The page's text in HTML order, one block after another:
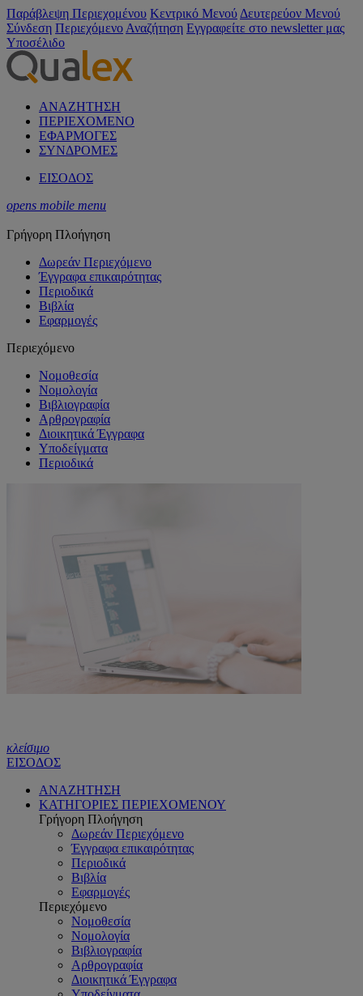
Παράβλεψη Περιεχομένου Κεντρικό Μενού Δευτερεύον Μενού
Σύνδεση Περιεχόμενο Αναζήτηση Εγγραφείτε στο newsletter μας
Υποσέλιδο
ΑΝΑΖΗΤΗΣΗ
ΠΕΡΙΕΧΟΜΕΝΟ
ΕΦΑΡΜΟΓΕΣ
ΣΥΝΔΡΟΜΕΣ
ΕΙΣΟΔΟΣ
opens mobile menu
Γρήγορη Πλοήγηση
Δωρεάν Περιεχόμενο
Έγγραφα επικαιρότητας
Περιοδικά
Βιβλία
Εφαρμογές
Περιεχόμενο
Νομοθεσία
Νομολογία
Βιβλιογραφία
Αρθρογραφία
Διοικητικά Έγγραφα
Υποδείγματα
Περιοδικά
κλείσιμο
ΕΙΣΟΔΟΣ
ΑΝΑΖΗΤΗΣΗ
ΚΑΤΗΓΟΡΙΕΣ ΠΕΡΙΕΧΟΜΕΝΟΥ
Γρήγορη Πλοήγηση
Δωρεάν Περιεχόμενο
Έγγραφα επικαιρότητας
Περιοδικά
Βιβλία
Εφαρμογές
Περιεχόμενο
Νομοθεσία
Νομολογία
Βιβλιογραφία
Αρθρογραφία
Διοικητικά Έγγραφα